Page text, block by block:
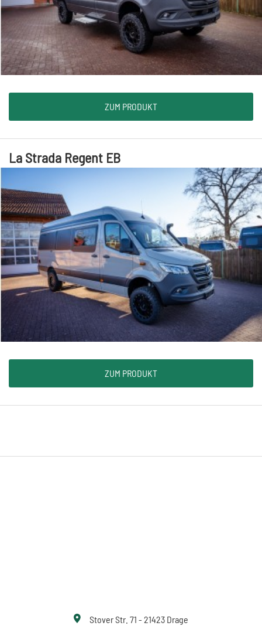
ZUM PRODUKT
La Strada Regent EB
ZUM PRODUKT
Stover Str. 71 - 21423 Drage